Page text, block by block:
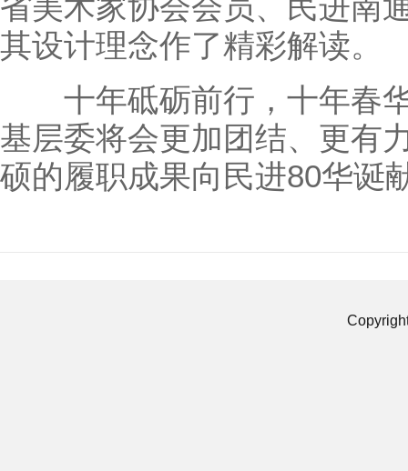
其设计理念作了精彩解读。
十年砥砺前行，十年春华
基层委将会更加团结、更有
硕的履职成果向民进80华诞